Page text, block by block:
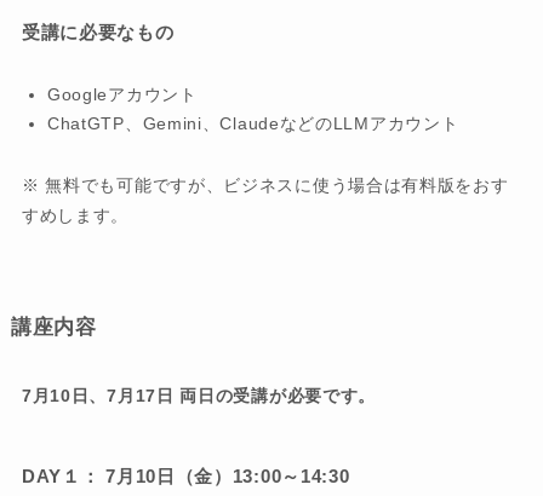
受講に必要なもの
Googleアカウント
ChatGTP、Gemini、ClaudeなどのLLMアカウント
※ 無料でも可能ですが、ビジネスに使う場合は有料版をおす
すめします。
講座内容
7月10日、7月17日 両日の受講が必要です。
DAY１： 7月10日（金）13:00～14:30